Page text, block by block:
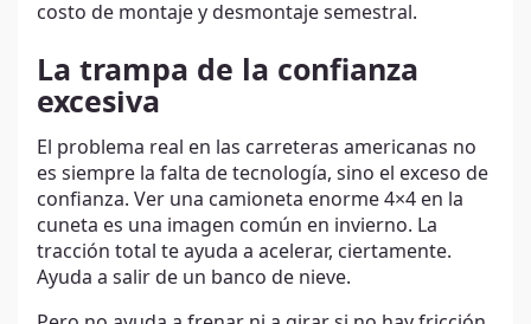
costo de montaje y desmontaje semestral.
La trampa de la confianza
excesiva
El problema real en las carreteras americanas no
es siempre la falta de tecnología, sino el exceso de
confianza. Ver una camioneta enorme 4×4 en la
cuneta es una imagen común en invierno. La
tracción total te ayuda a acelerar, ciertamente.
Ayuda a salir de un banco de nieve.